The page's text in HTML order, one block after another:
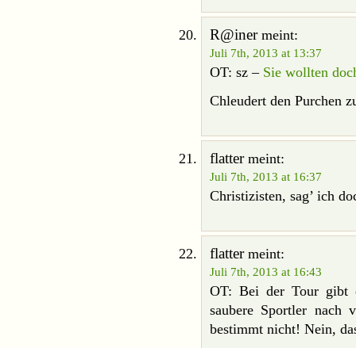
R@inermeint:
Juli 7th, 2013 at 13:37
OT: sz – Sie wollten
Chleudert den Purchen
flattermeint:
Juli 7th, 2013 at 16:37
Christizisten, sag’ ich
flattermeint:
Juli 7th, 2013 at 16:43
OT: Bei der Tour gibt
saubere Sportler nach
bestimmt nicht! Nein,